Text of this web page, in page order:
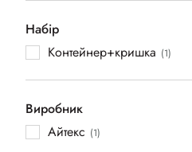
Набiр
Контейнер+кришка (1)
Виробник
Айтекс (1)